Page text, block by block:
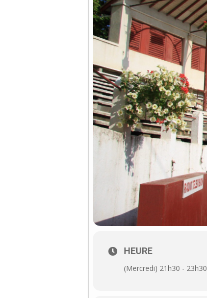
HEURE
(Mercredi) 21h30 - 23h30